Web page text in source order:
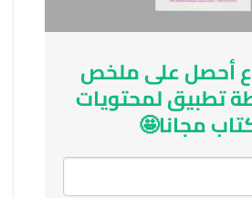
أحصل على ملخص
تطبيق لمحتويات
مجانا🤩